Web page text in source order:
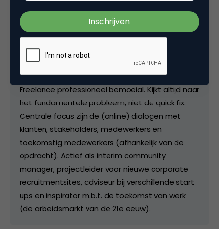
Professioneel bemoeial bij
Freelance professioneel bemoeial. Kijkt altijd naar
het fundamentele probleem, niet de quick fix.
Centrale focus zijn de (online) dialogen met
klanten, stakeholders, medewerkers en
toekomstig medewerkers (afhankelijk van de
opdracht). Actief als interim community
manager, projectleider voor nieuwe corporate
recruitmentsites, adviseur bij verschillende start
ups en inspirator m.b.t. de toekomst van werk
(de arbeidsmarkt van de 21e eeuw).